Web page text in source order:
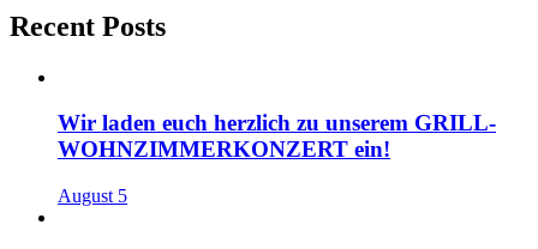
Recent Posts
Wir laden euch herzlich zu unserem GRILL-
WOHNZIMMERKONZERT ein!
August 5